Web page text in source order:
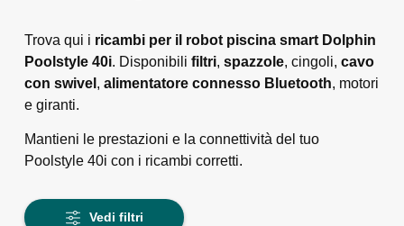
Trova qui i ricambi per il robot piscina smart Dolphin
Poolstyle 40i. Disponibili filtri, spazzole, cingoli, cavo
con swivel , alimentatore connesso Bluetooth, motori
e giranti.
Mantieni le prestazioni e la connettività del tuo
Poolstyle 40i con i ricambi corretti.
Vedi filtri